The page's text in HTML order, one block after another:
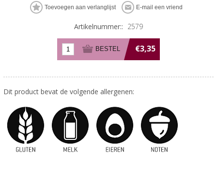
Artikelnummer:: 2579
€3,35
Dit product bevat de volgende allergenen: